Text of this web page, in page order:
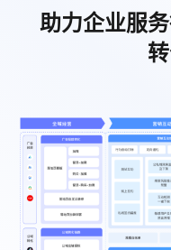
助力企业服